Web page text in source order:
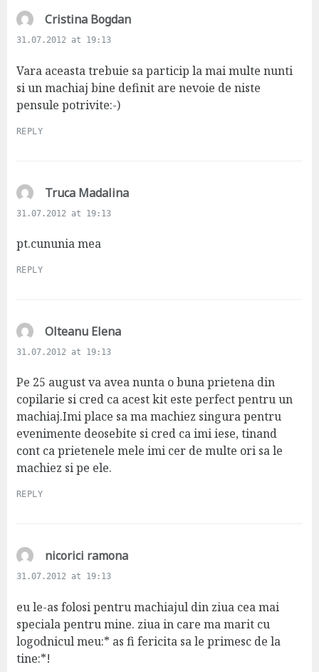
Cristina Bogdans
s
:
31.07.2012 at 19:13
Vara aceasta trebuie sa particip la mai multe nunti
si un machiaj bine definit are nevoie de niste
pensule potrivite:-)
REPLY
Truca Madalinas
31.07.2012 at 19:13
pt.cununia mea
REPLY
Olteanu Elenas
s
31.07.2012 at 19:13
Pe 25 august va avea nunta o buna prietena din
copilarie si cred ca acest kit este perfect pentru un
machiaj.Imi place sa ma machiez singura pentru
evenimente deosebite si cred ca imi iese, tinand
cont ca prietenele mele imi cer de multe ori sa le
machiez si pe ele.
REPLY
nicorici ramonas
s
:
31.07.2012 at 19:13
eu le-as folosi pentru machiajul din ziua cea mai
speciala pentru mine. ziua in care ma marit cu
logodnicul meu:* as fi fericita sa le primesc de la
tine:*!